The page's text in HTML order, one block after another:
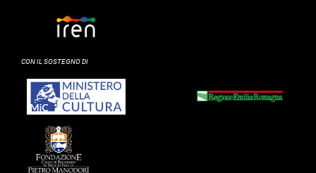
CON IL SOSTEGNO DI